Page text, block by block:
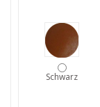
Schwarz